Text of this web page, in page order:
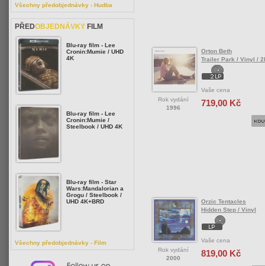
Rok vydání
1996
Orton Beth
Trailer Park / Vinyl /
Vaše cena
719,00 Kč
Rok vydání
2000
Orzic Tentacles
Hidden Step / Vinyl
Vaše cena
819,00 Kč
Všechny předobjednávky - Hudba
PŘEDOBJEDNÁVKY FILM
Blu-ray film - Lee
Cronin:Mumie / UHD
4K
Blu-ray film - Lee
Cronin:Mumie /
Steelbook / UHD 4K
Blu-ray film - Star
Wars:Mandalorian a
Grogu / Steelbook /
UHD 4K+BRD
Všechny předobjednávky - Film